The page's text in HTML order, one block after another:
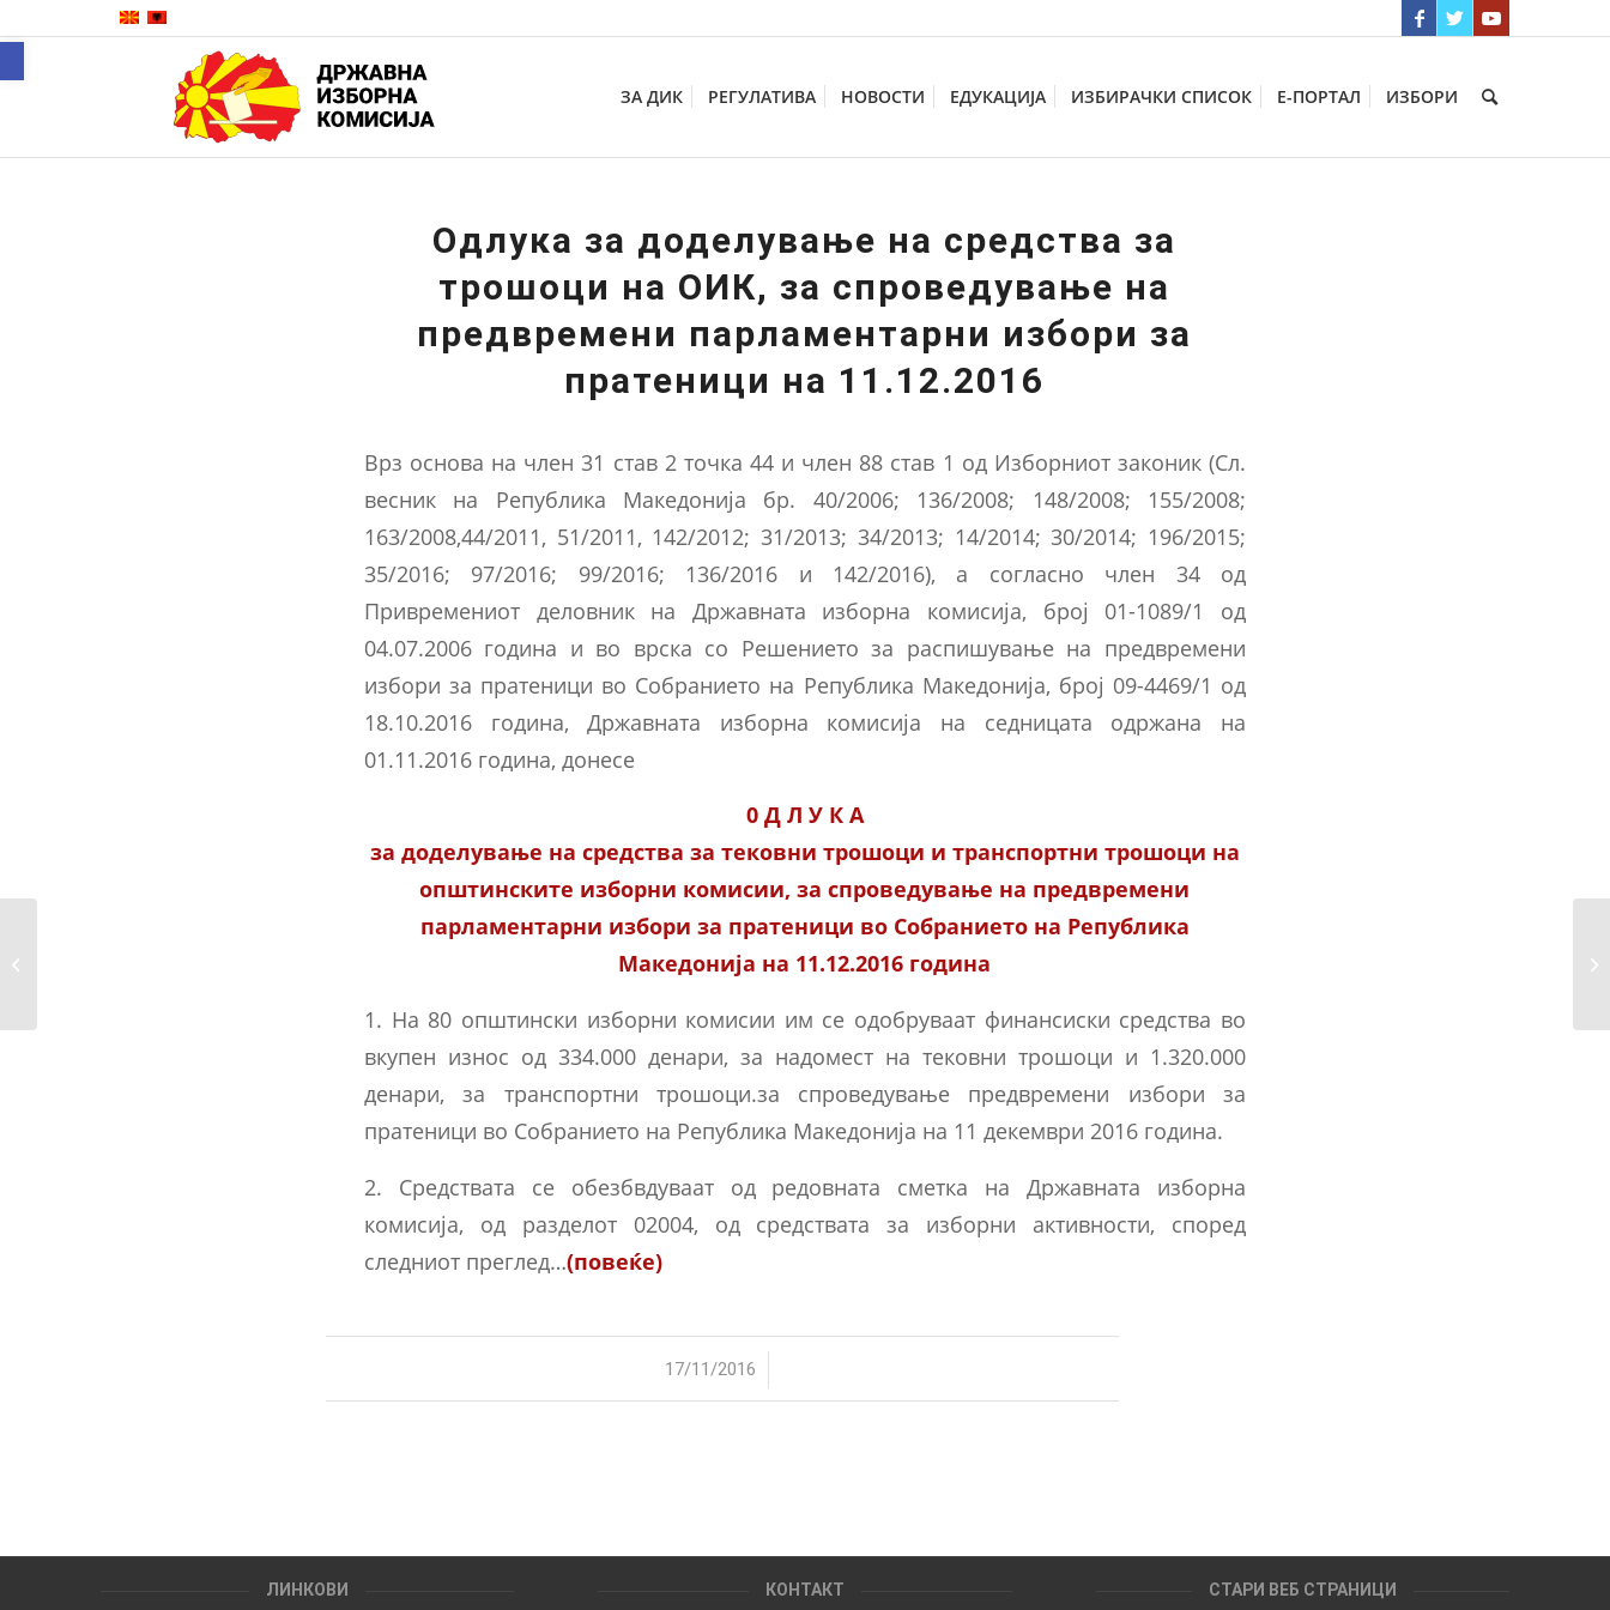
ЗА ДИК РЕГУЛАТИВА НОВОСТИ ЕДУКАЦИЈА ИЗБИРАЧКИ СПИСОК Е-ПОРТАЛ ИЗБОРИ
Одлука за доделување на средства за
трошоци на ОИК, за спроведување на
предвремени парламентарни избори за
пратеници на 11.12.2016
Врз основа на член 31 став 2 точка 44 и член 88 став 1 од Изборниот законик (Сл.
весник на Република Македонија бр. 40/2006; 136/2008; 148/2008; 155/2008;
163/2008,44/2011, 51/2011, 142/2012; 31/2013; 34/2013; 14/2014; 30/2014; 196/2015;
35/2016; 97/2016; 99/2016; 136/2016 и 142/2016), а согласно член 34 од
Привремениот деловник на Државната изборна комисија, број 01-1089/1 од
04.07.2006 година и во врска со Решението за распишување на предвремени
избори за пратеници во Собранието на Република Македонија, број 09-4469/1 од
18.10.2016 година, Државната изборна комисија на седницата одржана на
01.11.2016 година, донесе
0 Д Л У К A
за доделување на средства за тековни трошоци и транспортни трошоци на
општинските изборни комисии, за спроведување на предвремени
парламентарни избори за пратеници во Собранието на Република
Македонија на 11.12.2016 година
1. На 80 општински изборни комисии им се одобруваат финансиски средства во
вкупен износ од 334.000 денари, за надомест на тековни трошоци и 1.320.000
денари, за транспортни трошоци.за спроведување предвремени избори за
пратеници во Собранието на Република Македонија на 11 декември 2016 година.
2. Средствата се обезбвдуваат од редовната сметка на Државната изборна
комисија, од разделот 02004, од средствата за изборни активности, според
следниот преглед…(повеќе)
17/11/2016
/
ЛИНКОВИ КОНТАКТ СТАРИ ВЕБ СТРАНИЦИ
Open toolbar